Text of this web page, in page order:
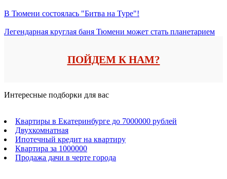
В Тюмени состоялась "Битва на Туре"!
Легендарная круглая баня Тюмени может стать планетарием
ПОЙДЕМ К НАМ?
Интересные подборки для вас
Квартиры в Екатеринбурге до 7000000 рублей
Двухкомнатная
Ипотечный кредит на квартиру
Квартира за 1000000
Продажа дачи в черте города